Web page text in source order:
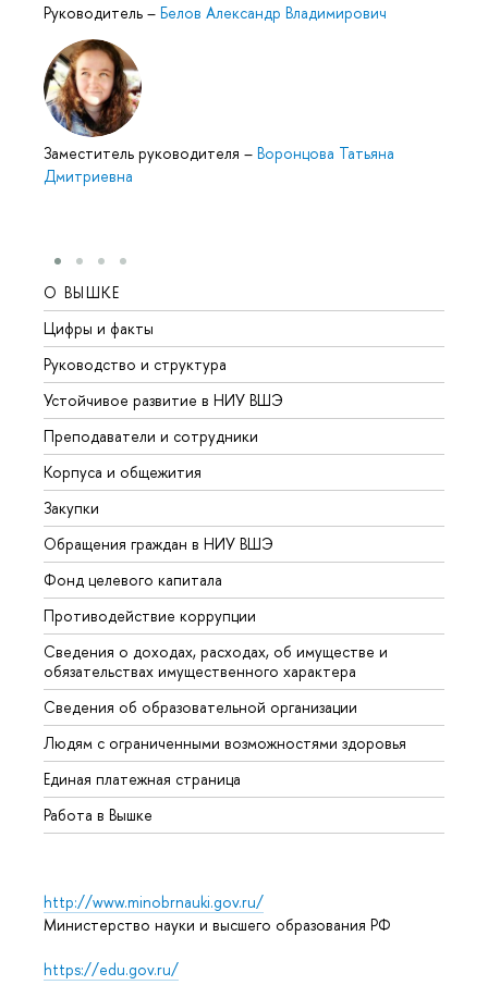
Руководитель – Белов Александр Владимирович
Заместитель руководителя – Воронцова Татьяна
Дмитриевна
О ВЫШКЕ
Цифры и факты
Руководство и структура
Устойчивое развитие в НИУ ВШЭ
Преподаватели и сотрудники
Корпуса и общежития
Закупки
Обращения граждан в НИУ ВШЭ
Фонд целевого капитала
Противодействие коррупции
Сведения о доходах, расходах, об имуществе и
обязательствах имущественного характера
Сведения об образовательной организации
Людям с ограниченными возможностями здоровья
Единая платежная страница
Работа в Вышке
http://www.minobrnauki.gov.ru/
Министерство науки и высшего образования РФ
https://edu.gov.ru/